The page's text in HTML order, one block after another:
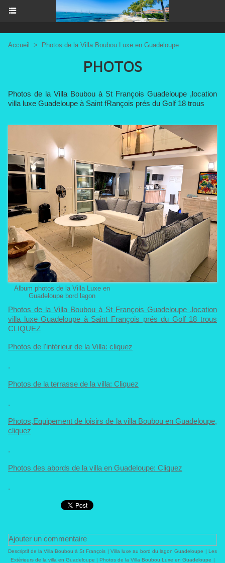
Accueil > Photos de la Villa Boubou Luxe en Guadeloupe
PHOTOS
Photos de la Villa Boubou à St François Guadeloupe ,location
villa luxe Guadeloupe à Saint fRançois prés du Golf 18 trous
Album photos de la Villa Luxe en
Guadeloupe bord lagon
Photos de la Villa Boubou à St François Guadeloupe ,location
villa luxe Guadeloupe à Saint François prés du Golf 18 trous
CLIQUEZ
Photos de l'intérieur de la Villa: cliquez
.
Photos de la terrasse de la villa: Cliquez
.
Photos,Equipement de loisirs de la villa Boubou en Guadeloupe,
cliquez
.
Photos des abords de la villa en Guadeloupe: Cliquez
.
Ajouter un commentaire
Descriptif de la Villa Boubou à St François | Villa luxe au bord du lagon Guadeloupe | Les
Extérieurs de la villa en Guadeloupe | Photos de la Villa Boubou Luxe en Guadeloupe |